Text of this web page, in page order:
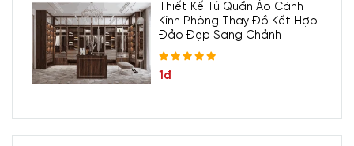
Thiết Kế Tủ Quần Áo Cánh
Kính Phòng Thay Đồ Kết Hợp
Đảo Đẹp Sang Chảnh
1đ